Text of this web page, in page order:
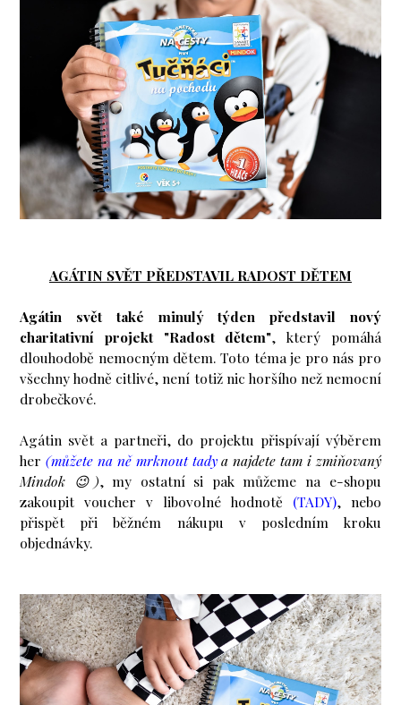
AGÁTIN SVĚT PŘEDSTAVIL RADOST DĚTEM
Agátin svět také minulý týden představil nový
charitativní projekt "Radost dětem", který pomáhá
dlouhodobě nemocným dětem. Toto téma je pro nás pro
všechny hodně citlivé, není totiž nic horšího než nemocní
drobečkové.
Agátin svět a partneři, do projektu přispívají výběrem
her(můžete na ně mrknout tadya najdete tam i zmiňovaný
Mindok 😉), my ostatní si pak můžeme na e-shopu
zakoupit voucher v libovolné hodnotě (TADY), nebo
přispět při běžném nákupu v posledním kroku
objednávky.